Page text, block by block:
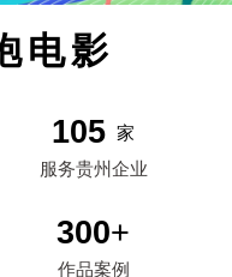
电影
105 家
服务贵州企业
300+
作品案例